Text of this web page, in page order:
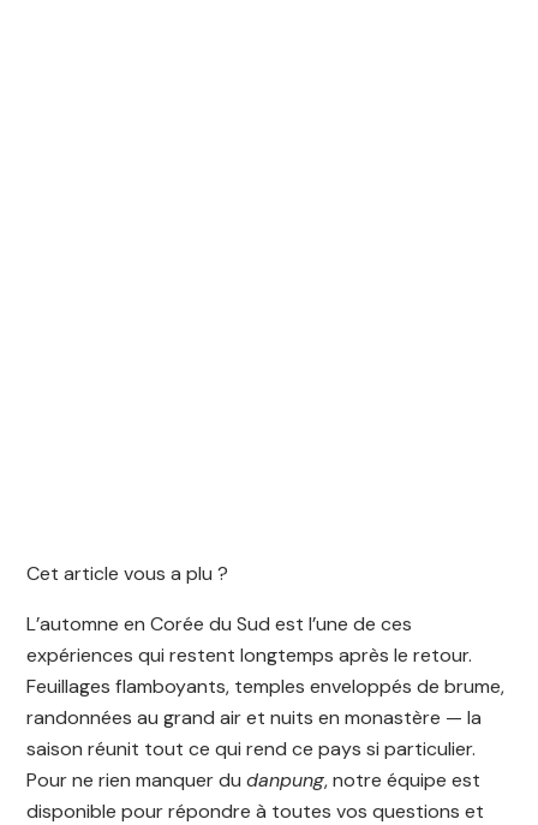
Cet article vous a plu ?
L’automne en Corée du Sud est l’une de ces
expériences qui restent longtemps après le retour.
Feuillages flamboyants, temples enveloppés de brume,
randonnées au grand air et nuits en monastère — la
saison réunit tout ce qui rend ce pays si particulier.
Pour ne rien manquer du danpung, notre équipe est
disponible pour répondre à toutes vos questions et